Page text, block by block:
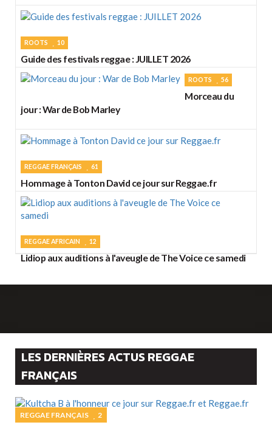
ROOTS 10
Guide des festivals reggae : JUILLET 2026
ROOTS 56
Morceau du
jour : War de Bob Marley
REGGAE FRANÇAIS 61
Hommage à Tonton David ce jour sur Reggae.fr
REGGAE AFRICAIN 12
Lidiop aux auditions à l'aveugle de The Voice ce samedi
LES DERNIÈRES ACTUS REGGAE
FRANÇAIS
REGGAE FRANÇAIS 2